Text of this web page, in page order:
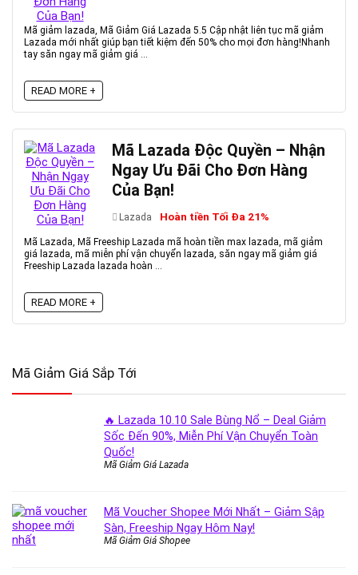
Mã giảm lazada, Mã Giảm Giá Lazada 5.5 Cập nhật liên tục mã giảm
Lazada mới nhất giúp bạn tiết kiệm đến 50% cho mọi đơn hàng!Nhanh
tay săn ngay mã giảm giá ...
READ MORE +
Mã Lazada Độc Quyền – Nhận
Ngay Ưu Đãi Cho Đơn Hàng
Của Bạn!
Lazada Hoàn tiền Tối Đa 21%
Mã Lazada, Mã Freeship Lazada mã hoàn tiền max lazada, mã giảm
giá lazada, mã miễn phí vận chuyển lazada, săn ngay mã giảm giá
Freeship Lazada lazada hoàn ...
READ MORE +
Mã Giảm Giá Sắp Tới
🔥 Lazada 10.10 Sale Bùng Nổ – Deal Giảm
Sốc Đến 90%, Miễn Phí Vận Chuyển Toàn
Quốc!
Mã Giảm Giá Lazada
Mã Voucher Shopee Mới Nhất – Giảm Sập
Sàn, Freeship Ngay Hôm Nay!
Mã Giảm Giá Shopee